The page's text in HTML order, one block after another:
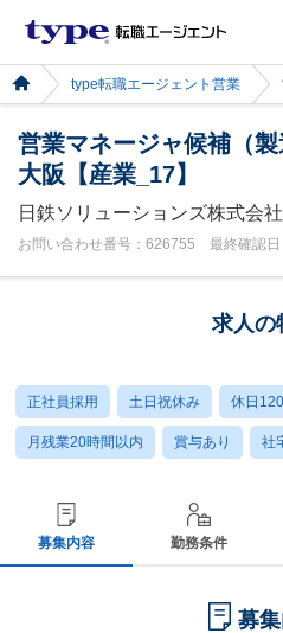
type転職エージェント営業
営業マネージャ候補（
大阪【産業_17】
日鉄ソリューションズ株式会社
お問い合わせ番号：626755 最終確認日
求人の
正社員採用 土日祝休み 休日
月残業20時間以内 賞与あり 社
募集内容 勤務条件
募